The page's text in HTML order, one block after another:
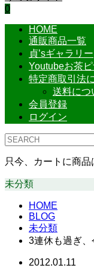
0
HOME
通販商品一覧
貞’sギャラリー
Youtubeお茶
特定商取引法
送料につ
会員登録
ログイン
只今、カートに商品
未分類
HOME
BLOG
未分類
3連休も過ぎ、
2012.01.11